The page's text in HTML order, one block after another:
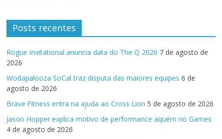
Posts recentes
Rogue Invitational anuncia data do The Q 2026 7 de agosto de
2026
Wodapalooza SoCal traz disputa das maiores equipes 6 de
agosto de 2026
Brave Fitness entra na ajuda ao Cross Lion 5 de agosto de 2026
Jason Hopper explica motivo de performance aquém no Games
4 de agosto de 2026